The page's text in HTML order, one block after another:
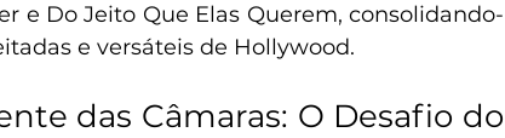
e Do Jeito Que Elas Querem, consolidando-
e versáteis de Hollywood.
das Câmaras: O Desafio do